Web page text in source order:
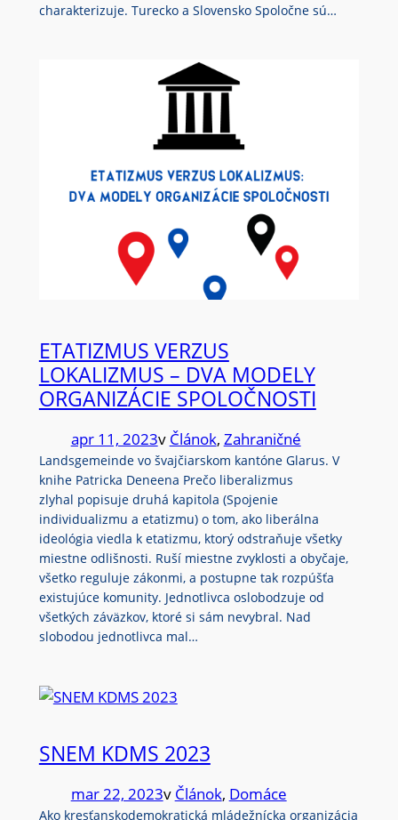
charakterizuje. Turecko a Slovensko Spoločne sú…
ETATIZMUS VERZUS
LOKALIZMUS – DVA MODELY
ORGANIZÁCIE SPOLOČNOSTI
apr 11, 2023v Článok, Zahraničné
Landsgemeinde vo švajčiarskom kantóne Glarus. V
knihe Patricka Deneena Prečo liberalizmus
zlyhal popisuje druhá kapitola (Spojenie
individualizmu a etatizmu) o tom, ako liberálna
ideológia viedla k etatizmu, ktorý odstraňuje všetky
miestne odlišnosti. Ruší miestne zvyklosti a obyčaje,
všetko reguluje zákonmi, a postupne tak rozpúšťa
existujúce komunity. Jednotlivca oslobodzuje od
všetkých záväzkov, ktoré si sám nevybral. Nad
slobodou jednotlivca mal…
SNEM KDMS 2023
mar 22, 2023v Článok, Domáce
Ako kresťanskodemokratická mládežnícka organizácia